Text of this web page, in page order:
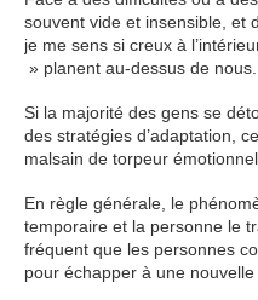
souvent vide et insensible, et
je me sens si creux à
» planent au-dessus de nous.
Si la majorité des gens se
des stratégies d’adaptation,
malsain de torpeur
En règle générale, le
temporaire et la personne le
fréquent que les personnes
pour échapper à une nouvelle